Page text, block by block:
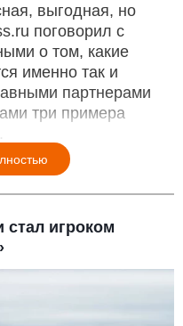
выгодная, но
поговорил с
о том, какие
именно так и
партнерами
три примера
стал игроком